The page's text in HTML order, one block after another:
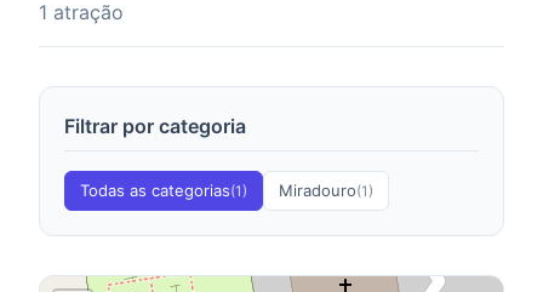
1 atração
Filtrar por categoria
Todas as categorias(1) Miradouro(1)